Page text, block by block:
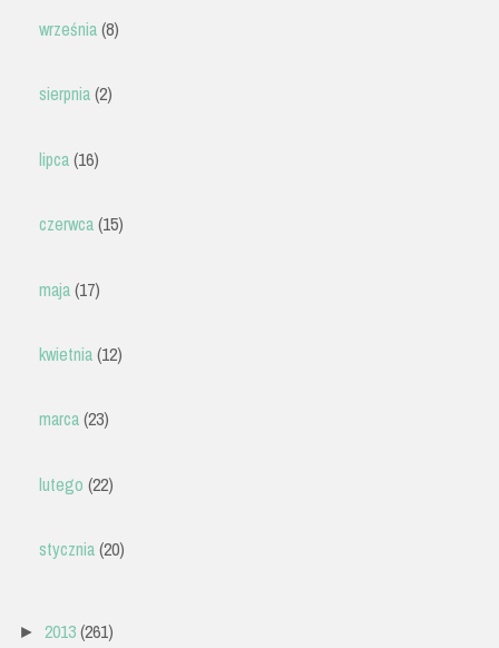
września(8)
sierpnia(2)
lipca(16)
czerwca(15)
maja(17)
kwietnia(12)
marca(23)
lutego (22)
stycznia(20)
► 2013(261)